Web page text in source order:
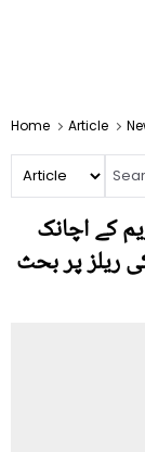
Home Article
کے اچانک
ریلز پر بحث